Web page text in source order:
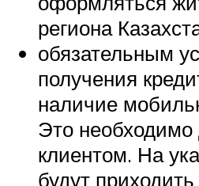
региона
обязательным
получения
наличие
Это необходимо
клиентом. На
будут